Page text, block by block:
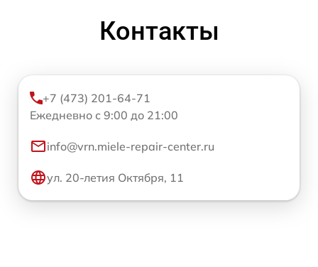
Контакты
+7 (473) 201-64-71
Ежедневно с 9:00 до 21:00
info@vrn.miele-repair-center.ru
ул. 20-летия Октября, 11